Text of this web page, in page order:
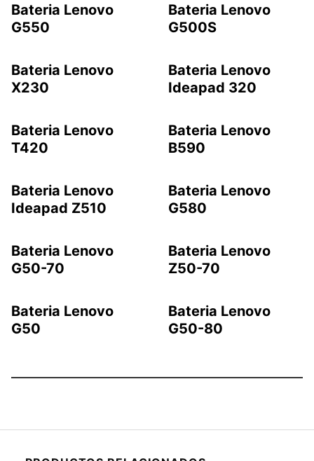
Bateria Lenovo
G550
Bateria Lenovo
G500S
Bateria Lenovo
X230
Bateria Lenovo
Ideapad 320
Bateria Lenovo
T420
Bateria Lenovo
B590
Bateria Lenovo
Ideapad Z510
Bateria Lenovo
G580
Bateria Lenovo
G50-70
Bateria Lenovo
Z50-70
Bateria Lenovo
G50
Bateria Lenovo
G50-80